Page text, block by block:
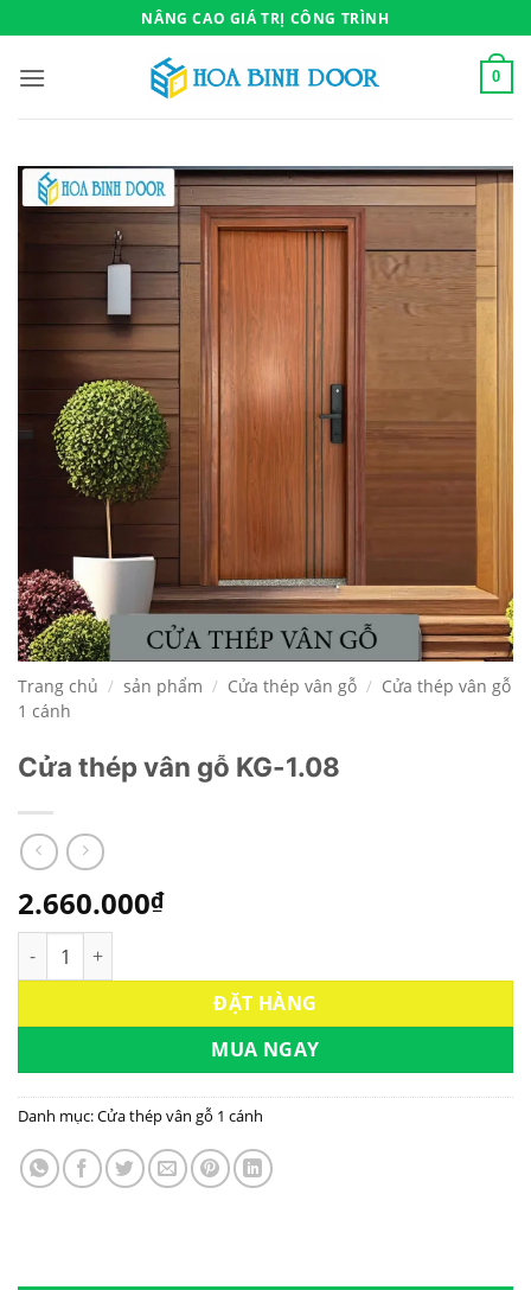
qua
nội
NÂNG CAO GIÁ TRỊ CÔNG TRÌNH
0
Trang chủ / sản phẩm / Cửa thép vân gỗ / Cửa thép vân gỗ
1 cánh
Cửa thép vân gỗ KG-1.08
2.660.000₫
Cửa thép vân gỗ KG-1.08 số lượng
ĐẶT HÀNG
MUA NGAY
Danh mục:Cửa thép vân gỗ 1 cánh